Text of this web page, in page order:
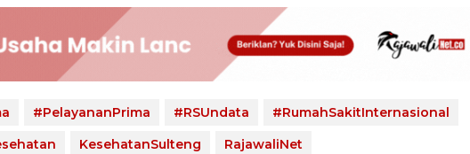
#PelayananPrima #RSUndata
#RumahSakitInternasional
KesehatanSulteng RajawaliNet